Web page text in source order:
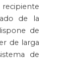
de la
de
de larga
de